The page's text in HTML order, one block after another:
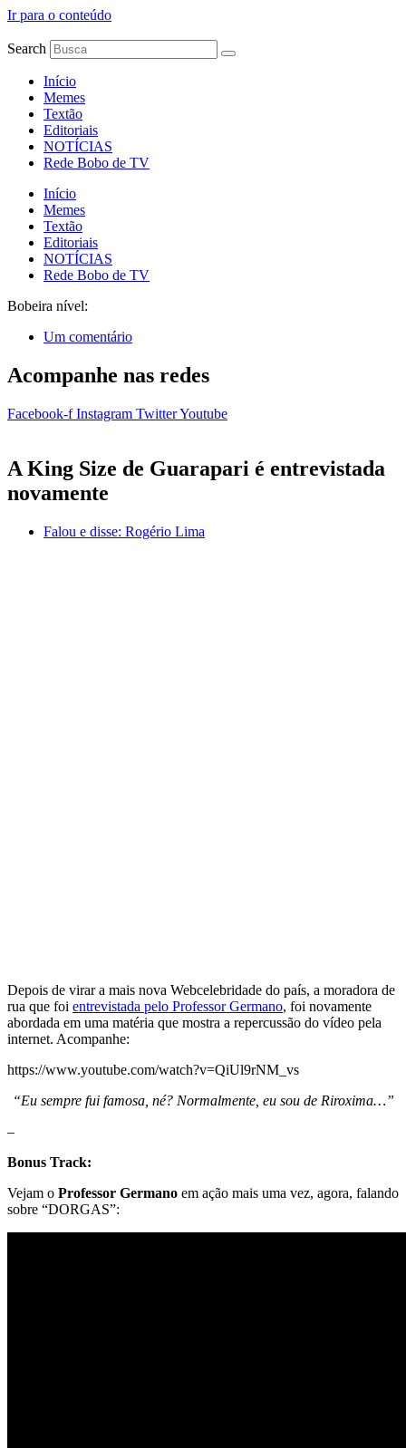
Ir para o conteúdo
Search
Início
Memes
Textão
Editoriais
NOTÍCIAS
Rede Bobo de TV
Início
Memes
Textão
Editoriais
NOTÍCIAS
Rede Bobo de TV
Bobeira nível:
Um comentário
Acompanhe nas redes
Facebook-f Instagram TwitterYoutube
A King Size de Guarapari é entrevistada
novamente
Falou e disse: Rogério Lima
Depois de virar a mais nova Webcelebridade do país, a moradora de
rua que foi entrevistada pelo Professor Germano, foi novamente
abordada em uma matéria que mostra a repercussão do vídeo pela
internet. Acompanhe:
https://www.youtube.com/watch?v=QiUl9rNM_vs
“Eu sempre fui famosa, né? Normalmente, eu sou de Riroxima…”
–
Bonus Track:
Vejam o Professor Germano em ação mais uma vez, agora, falando
sobre “DORGAS”: